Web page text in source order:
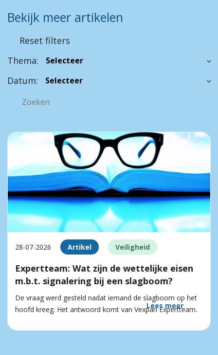
Bekijk meer artikelen
Reset filters
Thema:
Datum:
28-07-2026 Artikel Veiligheid
Expertteam: Wat zijn de wettelijke eisen
m.b.t. signalering bij een slagboom?
De vraag werd gesteld nadat iemand de slagboom op het
hoofd kreeg. Het antwoord komt van Vexpan Expertteam.
Lees meer